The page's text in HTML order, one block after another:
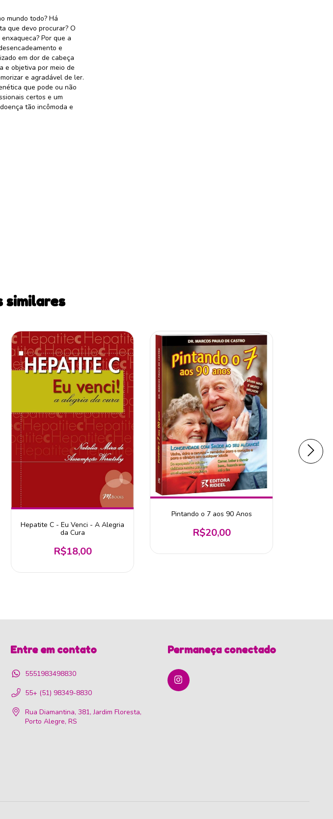
mundo todo? Há
que devo procurar? O
Por que a
e
em dor de cabeça
e objetiva por meio de
e agradável de ler.
que pode ou não
certos e um
tão incômoda e
similares
Hepatite C - Eu Venci - A Alegria
da Cura
R$18,00
Pintando o 7 aos 90 Anos
R$20,00
Entre em contato
5551983498830
55+ (51) 98349-8830
Rua Diamantina, 381, Jardim Floresta,
Porto Alegre, RS
Permaneça conectado